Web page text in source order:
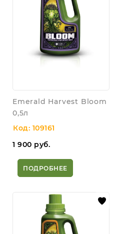
Emerald Harvest Bloom
0,5л
Код: 109161
1 900 руб.
ПОДРОБНЕЕ